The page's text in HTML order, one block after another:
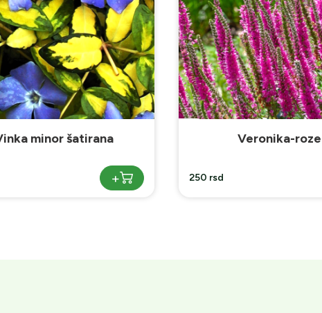
Veronika-roze
+
Veronika- plavi
200 rsd